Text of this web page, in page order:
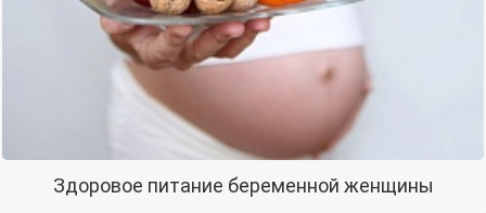
Здоровое питание беременной женщины